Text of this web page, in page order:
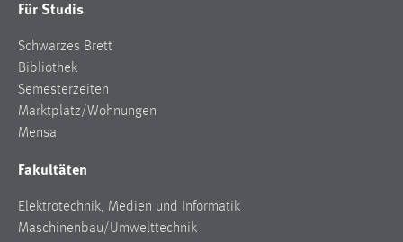
Für Studis
Schwarzes Brett
Bibliothek
Semesterzeiten
Marktplatz/Wohnungen
Mensa
Fakultäten
Elektrotechnik, Medien und Informatik
Maschinenbau/Umwelttechnik
verwendet, um personalisierte Werbung anzuzeigen.
Google Ads
Google Ireland Limited